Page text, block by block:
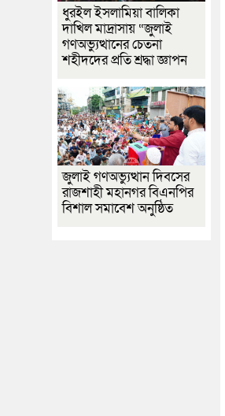
ধুরইল ইসলামিয়া বালিকা
দাখিল মাদ্রাসায় “জুলাই
গণঅভ্যুত্থানের চেতনা
শহীদদের প্রতি শ্রদ্ধা জ্ঞাপন
জুলাই গণঅভ্যুত্থান দিবসের
রাজশাহী মহানগর বিএনপির
বিশাল সমাবেশ অনুষ্ঠিত